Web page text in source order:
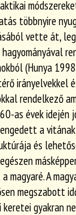
többnyire
vette át,
(Hunya
irányelvekkel
rendelkező
as évek idején
a
és
magyaré. A
megszabott
gyakran